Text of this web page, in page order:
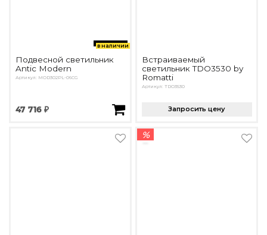
в наличии
Подвесной светильник
Antic Modern
Артикул: MOD302PL-06CG
47 716 ₽
Встраиваемый
светильник TDO3530 by
Romatti
Артикул: TDO3530
Запросить цену
%